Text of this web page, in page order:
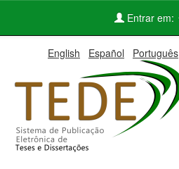
Entrar em:
English Español Português